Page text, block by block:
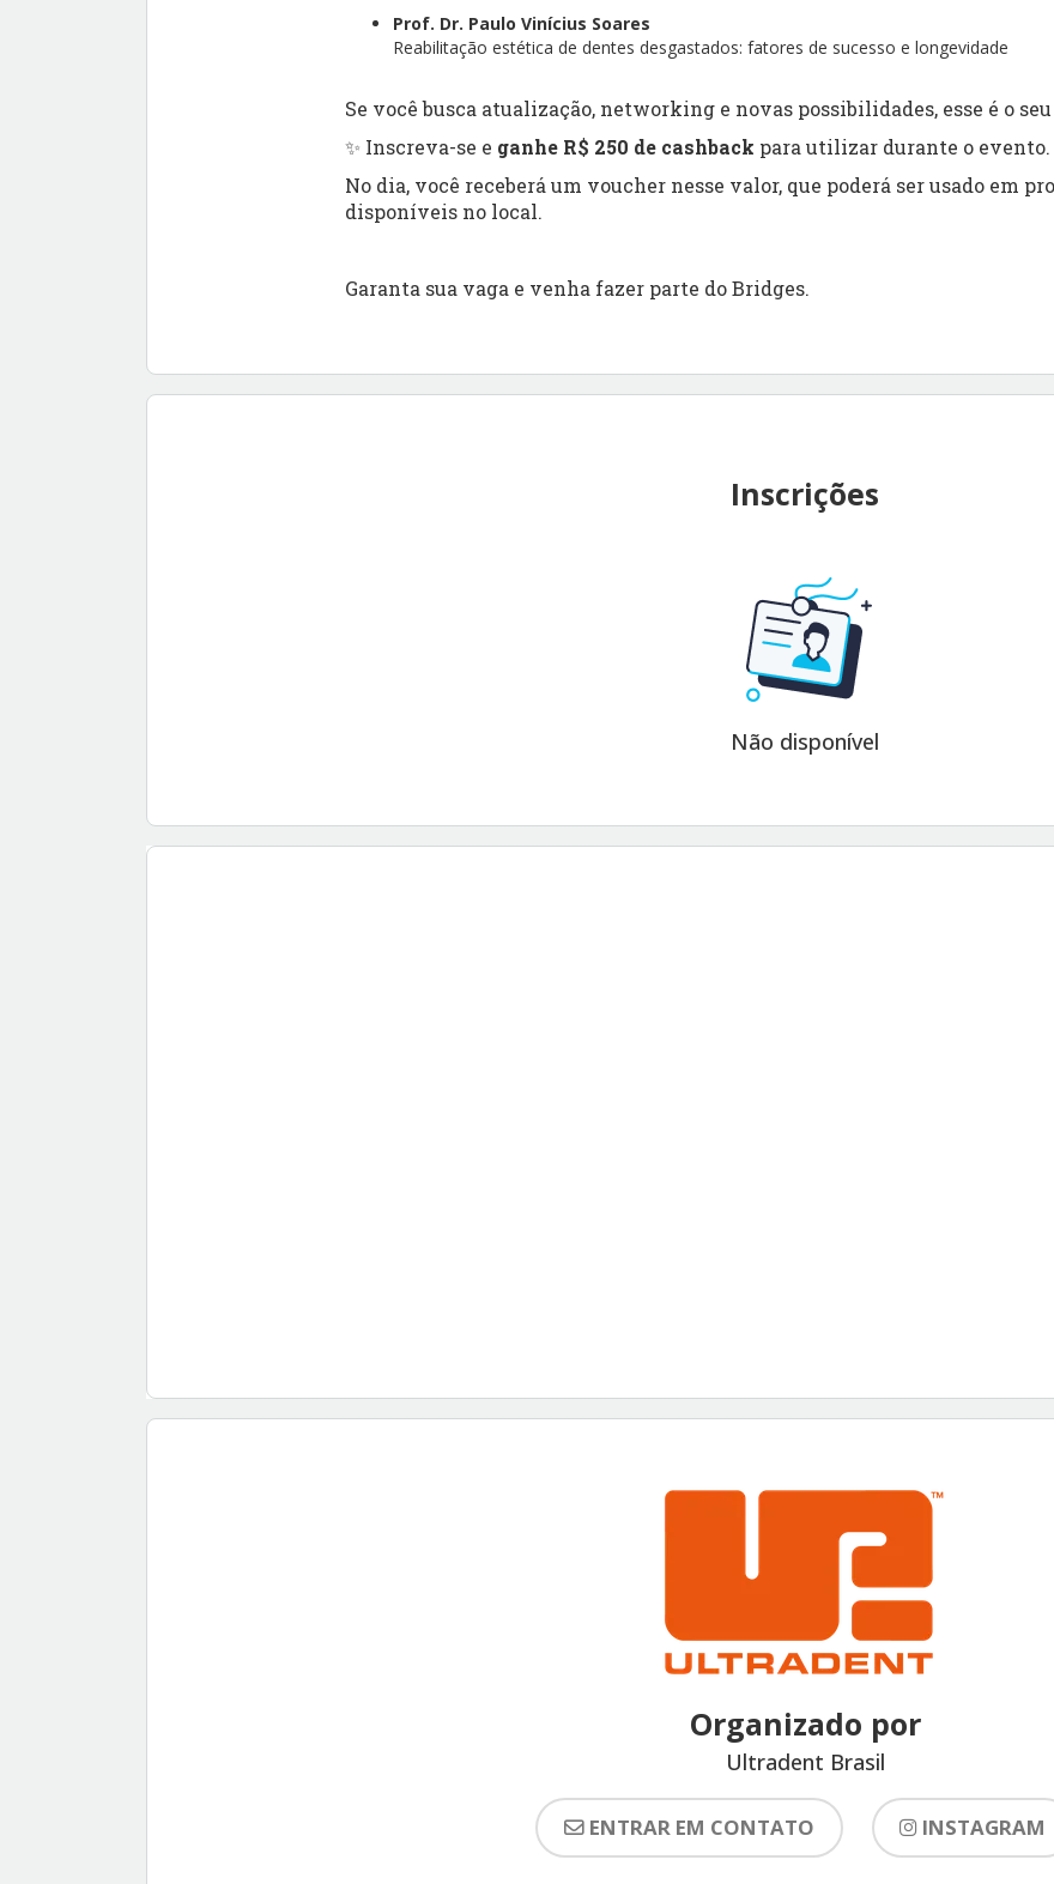
Prof. Dr. Paulo Vinícius Soares
Reabilitação estética de dentes desgastados: fatores de sucesso e longevidade
Se você busca atualização, networking e novas possibilidades, esse é o
✨ Inscreva-se e ganhe R$ 250 de cashback para utilizar durante o evento.
No dia, você receberá um voucher nesse valor, que poderá ser usado em
disponíveis no local.
Garanta sua vaga e venha fazer parte do Bridges.
Inscrições
Não disponível
Organizado por
Ultradent Brasil
ENTRAR EM CONTATO INSTAGRAM